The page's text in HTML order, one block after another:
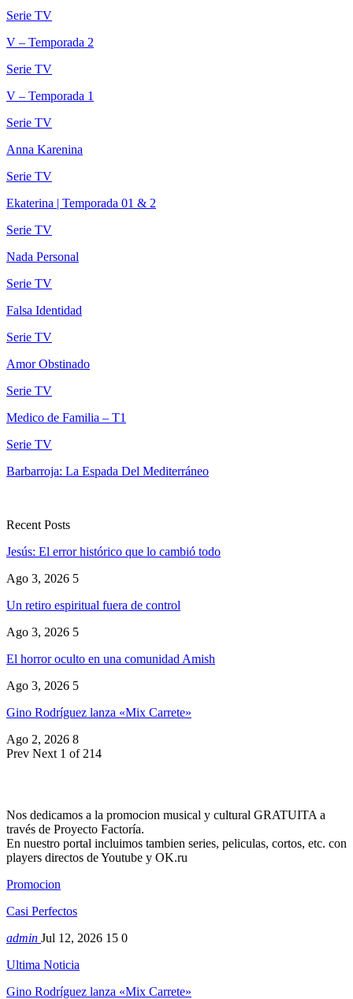
Serie TV
V – Temporada 2
Serie TV
V – Temporada 1
Serie TV
Anna Karenina
Serie TV
Ekaterina | Temporada 01 & 2
Serie TV
Nada Personal
Serie TV
Falsa Identidad
Serie TV
Amor Obstinado
Serie TV
Medico de Familia – T1
Serie TV
Barbarroja: La Espada Del Mediterráneo
Recent Posts
Jesús: El error histórico que lo cambió todo
Ago 3, 2026 5
Un retiro espiritual fuera de control
Ago 3, 2026 5
El horror oculto en una comunidad Amish
Ago 3, 2026 5
Gino Rodríguez lanza «Mix Carrete»
Ago 2, 2026 8
Prev Next 1 of 214
Nos dedicamos a la promocion musical y cultural GRATUITA a
través de Proyecto Factoría.
En nuestro portal incluimos tambien series, peliculas, cortos, etc. con
players directos de Youtube y OK.ru
Promocion
Casi Perfectos
admin Jul 12, 2026 15 0
Ultima Noticia
Gino Rodríguez lanza «Mix Carrete»